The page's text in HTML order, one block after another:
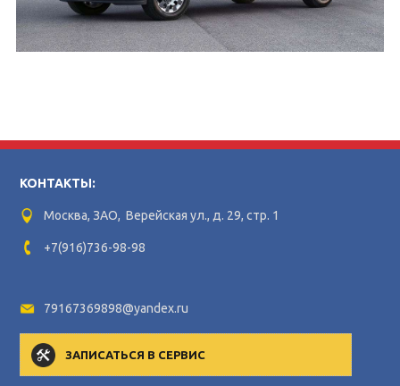
КОНТАКТЫ:
Москва, ЗАО, Верейская ул., д. 29, стр. 1
+7(916)736-98-98
79167369898@yandex.ru
ЗАПИСАТЬСЯ В СЕРВИС